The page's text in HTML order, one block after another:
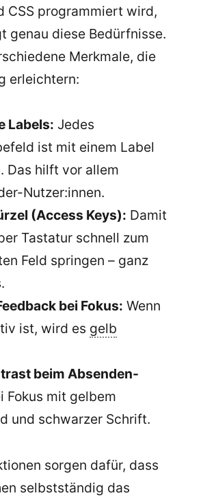
CSS programmiert wird,
genau diese Bedürfnisse.
Merkmale, die
erleichtern:
Labels: Jedes
ist mit einem Label
Das hilft vor allem
Nutzer:innen.
(Access Keys): Damit
Tastatur schnell zum
Feld springen – ganz
bei Fokus: Wenn
ist, wird es gelb
beim Absenden-
Fokus mit gelbem
und schwarzer Schrift.
sorgen dafür, dass
selbstständig das